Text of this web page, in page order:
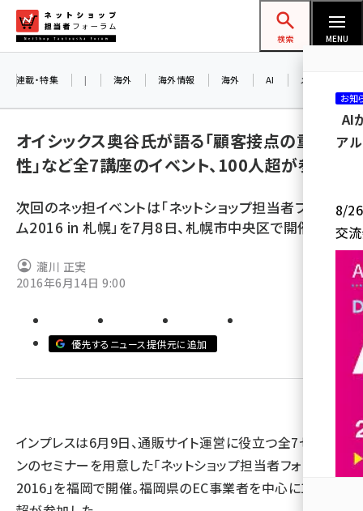
ン
ネットショップ担当者フォーラム
検索 MENU
yahoo (1896)
ecbeing (1204)
base (1068)
連載・特集 | 海外 海外情報 海外 AI メタバース
オイシックス奥谷氏が語る「顧客接点の重要
性」など全7講座のイベント、100人超が参集
次回のネッ担イベントは「ネットショップ担当者フォーラ
ム2016 in 札幌」を7月8日、札幌市中央区で開催
瀧川 正実
2016年6月14日 9:00
優先するニュース提供元に追加
インプレスは6月9日、通販サイト運営に役立つ全7セッショ
ンのセミナーを用意した「ネットショップ担当者フォーラム
2016」を福岡で開催。福岡県のEC事業者を中心に100人
お知
AI
ア
8/26
交